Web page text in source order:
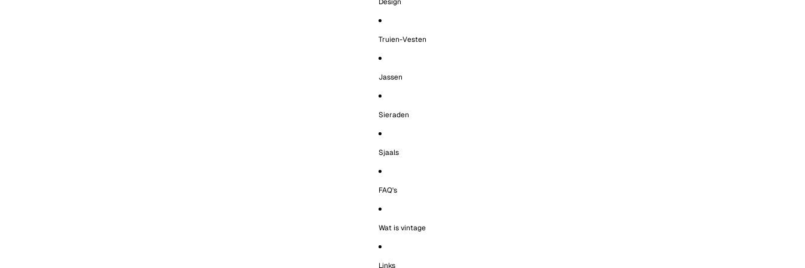
Truien-Vesten
Jassen
Sieraden
Sjaals
FAQ's
Wat is vintage
Links